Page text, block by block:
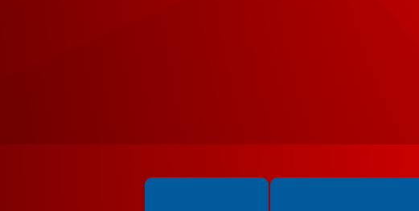
Spełniamy standardy WCAG 2.2 Spełniamy standardy W3C